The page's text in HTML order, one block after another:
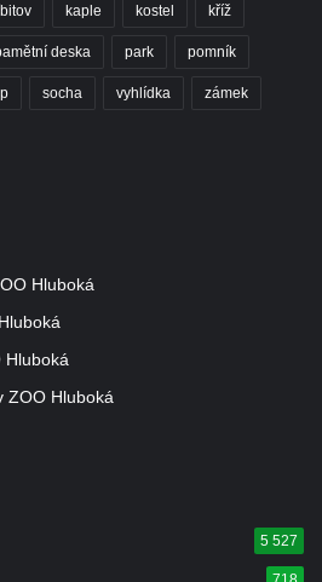
v Rumburku
u Tisové
a Metoděje v
v Kunraticích u
v Kostelní ulici v
hřbitova u kostela
kaple kostel kříž
deska park pomník
socha vyhlídka zámek
Hluboká
Hluboká
ZOO Hluboká
5 527
718